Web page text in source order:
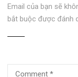
Email của bạn sẽ
bắt buộc được đánh